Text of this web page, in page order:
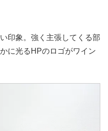
印象。強く主張してくる部
に光るHPのロゴがワイン